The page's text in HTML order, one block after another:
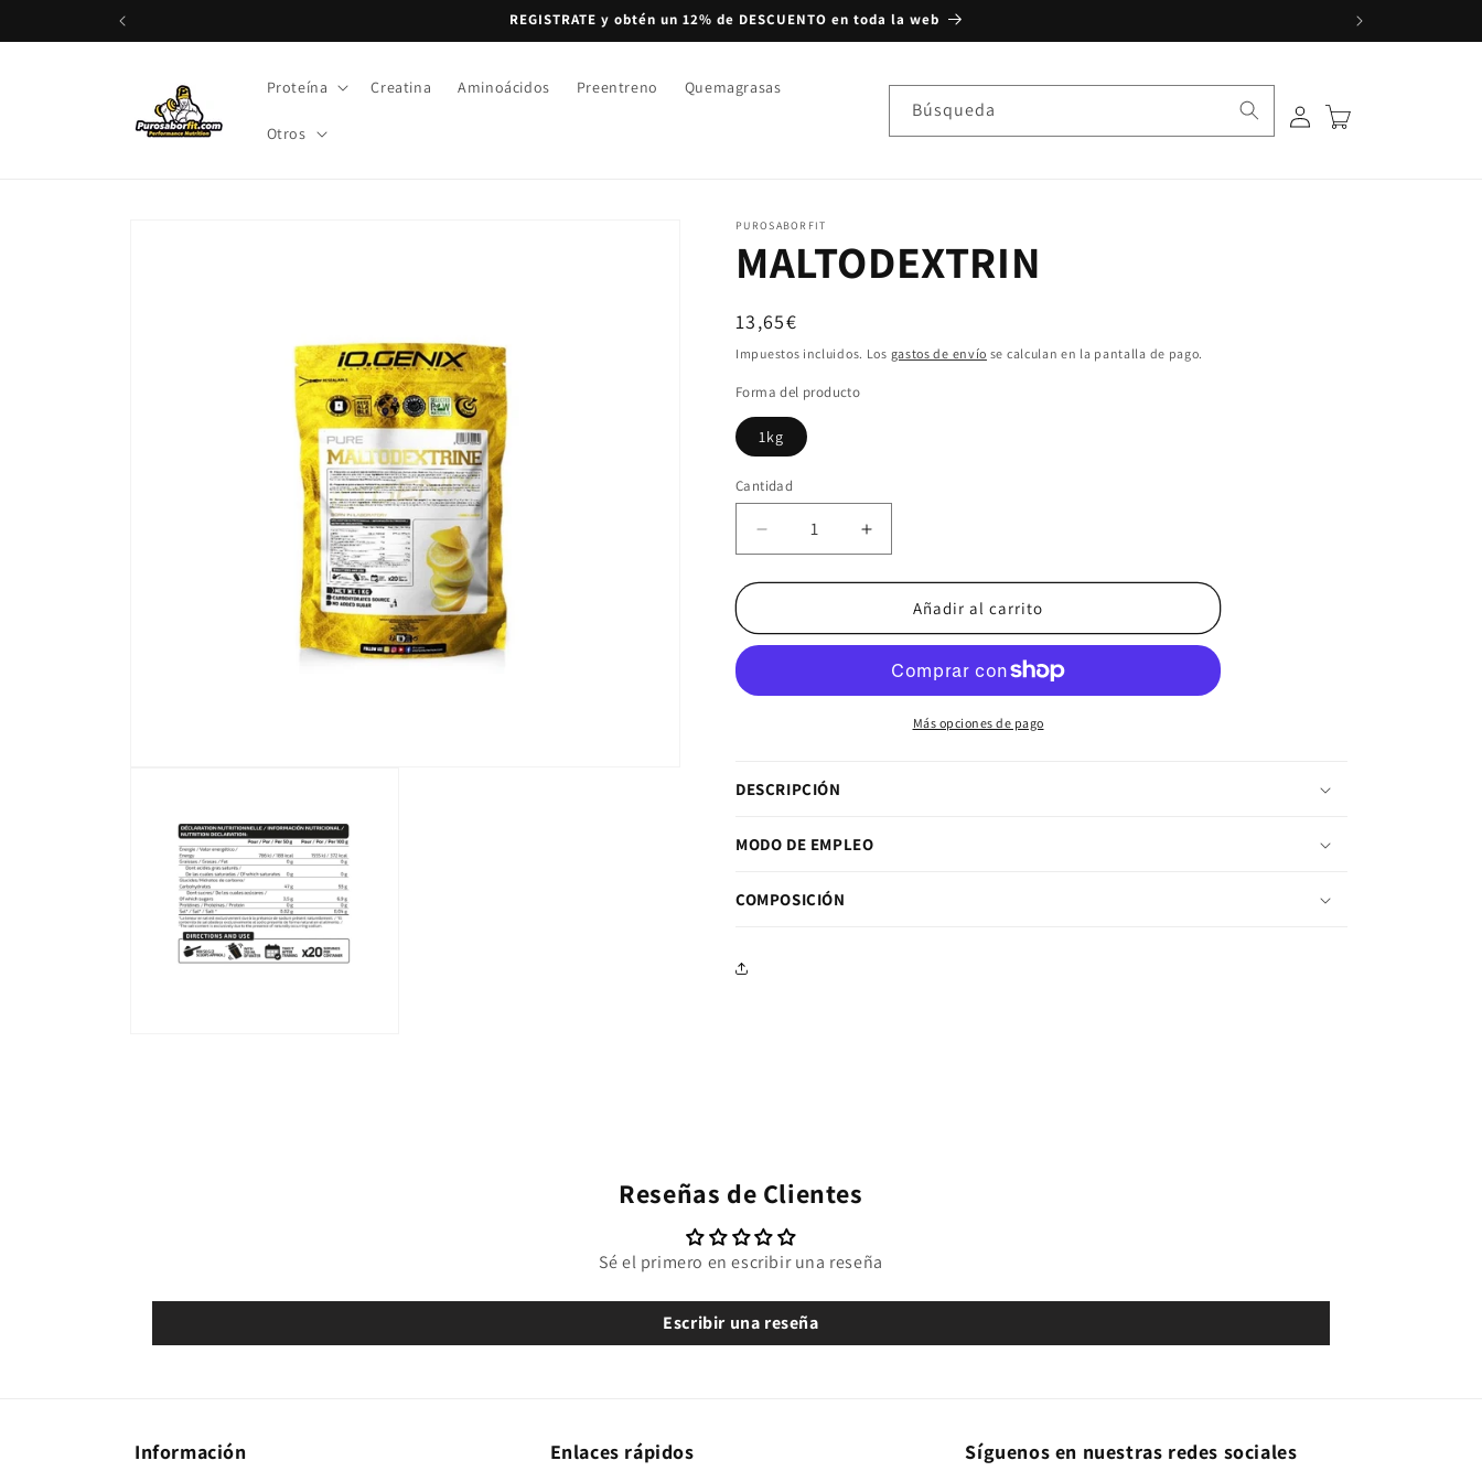
al contenido REGISTRATE y obtén un 12% de DESCUENTO en toda la web
Proteína Creatina Aminoácidos Preentreno Quemagrasas
Otros
Búsqueda Iniciar sesión
Carrito
PUROSABORFIT
MALTODEXTRIN
Precio habitual
13,65€
Impuestos incluidos. Los gastos de envío se calculan en la pantalla de pago.
Forma del producto
1kg
Cantidad
Cantidad
Reducir cantidad para MALTODEXTRIN
Aumentar cantidad para MALTODEXTRIN
Añadir al carrito
Más opciones de pago
DESCRIPCIÓN
MODO DE EMPLEO
COMPOSICIÓN
Reseñas de Clientes
Sé el primero en escribir una reseña
Escribir una reseña
Información Enlaces rápidos Síguenos en nuestras redes sociales